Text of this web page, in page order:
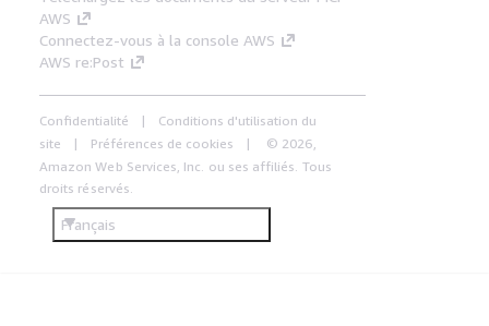
AWS
Connectez-vous à la console AWS
AWS re:Post
Confidentialité
Conditions d'utilisation du
site
Préférences de cookies
© 2026,
Amazon Web Services, Inc. ou ses affiliés. Tous
droits réservés.
Français